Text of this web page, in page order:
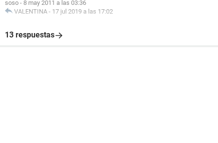
soso - 8 may 2011 a las 03:36
VALENTINA - 17 jul 2019 a las 17:02
13 respuestas